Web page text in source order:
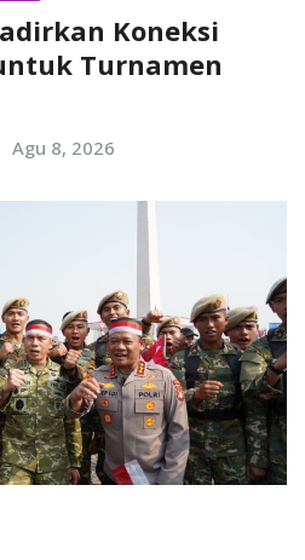
Koneksi
Turnamen
Agu 8, 2026